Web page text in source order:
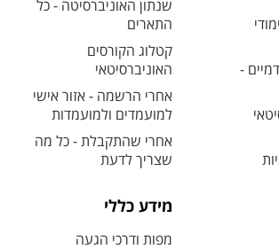
-
שנתון האוניברסיטה - כל
התארים
קטלוג הקורסים
האוניברסיטאי
אחרי הרשמה - אזור אישי
למועמדים ולמועמדות
אחרי שהתקבלת - כל מה
שצריך לדעת
מידע כללי
מפות ודרכי הגעה